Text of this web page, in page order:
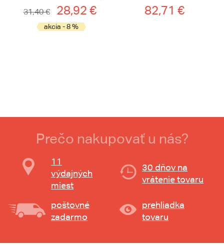
31,40 €
28,92 €
akcia - 8 %
82,71 €
Prečo nakupovať u nás?
11
výdajných
miest
30 dňov na
vrátenie tovaru
poštovné
zadarmo
prehliadka
tovaru